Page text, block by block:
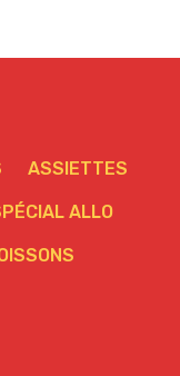
ASSIETTES
ALLO